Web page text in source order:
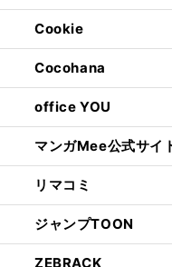
Cookie
Cocohana
office YOU
マンガMee公式サイ
リマコミ
ジャンプTOON
ZEBRACK